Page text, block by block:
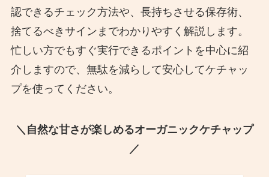
認できるチェック方法や、長持ちさせる保存術、
捨てるべきサインまでわかりやすく解説します。
忙しい方でもすぐ実行できるポイントを中心に紹
介しますので、無駄を減らして安心してケチャッ
プを使ってください。
＼自然な甘さが楽しめるオーガニックケチャップ
／